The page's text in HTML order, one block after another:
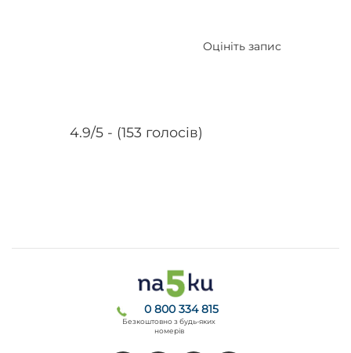
4.9/5 - (153 голосів)
Оцініть запис
0 800 334 815
Безкоштовно з будь-яких
номерів